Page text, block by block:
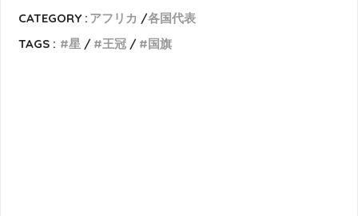
CATEGORY : アフリカ
各国代表
TAGS :
星 王冠 国旗